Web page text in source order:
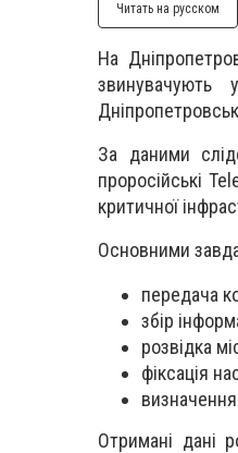
Читать на русском
На
За даними
проросійські
критичної
Основними
передача
збір
розвідка
фіксація
Отримані дані